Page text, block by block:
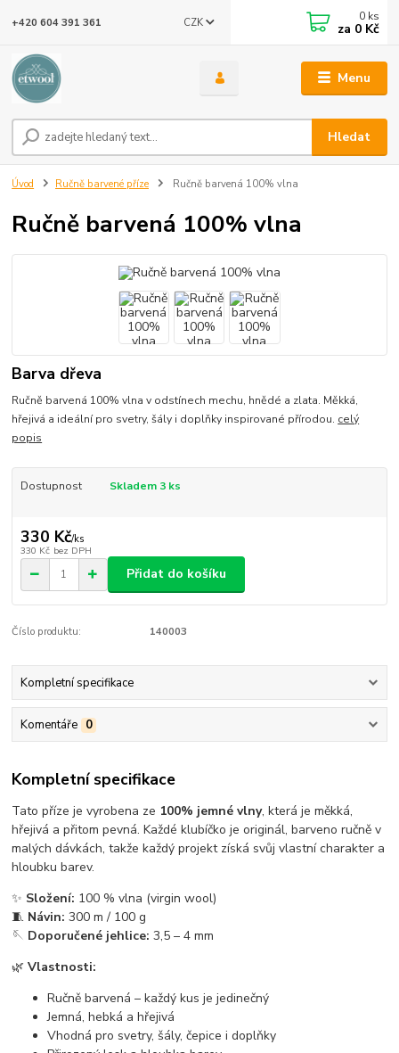
Menu
CZK
Hledat
+420 604 391 361 0 ks
za 0 Kč
Úvod Ručně barvené příze Ručně barvená 100% vlna
Ručně barvená 100% vlna
Barva dřeva
Ručně barvená 100% vlna v odstínech mechu, hnědé a zlata. Měkká,
hřejivá a ideální pro svetry, šály i doplňky inspirované přírodou. celý
popis
Dostupnost Skladem 3 ks
330 Kč/ks
330 Kč bez DPH
Přidat do košíku
Číslo produktu: 140003
Kompletní specifikace
Komentáře 0
Kompletní specifikace
Tato příze je vyrobena ze 100% jemné vlny, která je měkká,
hřejivá a přitom pevná. Každé klubíčko je originál, barveno ručně v
malých dávkách, takže každý projekt získá svůj vlastní charakter a
hloubku barev.
✨ Složení: 100 % vlna (virgin wool)
🧵 Návin: 300 m / 100 g
🪡 Doporučené jehlice: 3,5 – 4 mm
🌿Vlastnosti:
Ručně barvená – každý kus je jedinečný
Jemná, hebká a hřejivá
Vhodná pro svetry, šály, čepice i doplňky